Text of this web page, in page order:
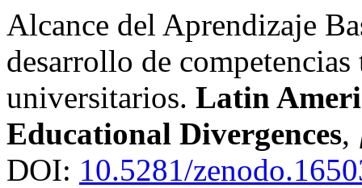
Alcance del Aprendizaje
desarrollo de competencias
universitarios. Latin
Educational Divergences,
DOI: 10.5281/